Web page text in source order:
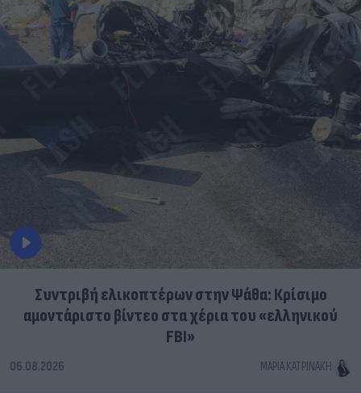
Συντριβή ελικοπτέρων στην Ψάθα: Κρίσιμο
αμοντάριστο βίντεο στα χέρια του «ελληνικού
FBI»
06.08.2026 ΜΑΡΊΑ ΚΑΤΡΙΝΆΚΗ